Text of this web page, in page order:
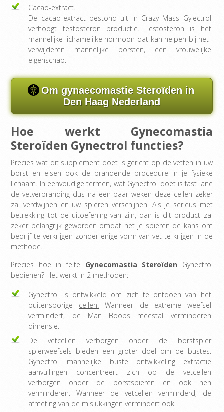
Cacao-extract.
De cacao-extract bestond uit in Crazy Mass Gylectrol
verhoogt testosteron productie. Testosteron is het
mannelijke lichamelijke hormoon dat kan helpen bij het ​​
verwijderen mannelijke borsten, een vrouwelijke
eigenschap.
Om gynaecomastie Steroïden in
Den Haag Nederland
Hoe werkt Gynecomastia
Steroïden Gynectrol functies?
Precies wat dit supplement doet is gericht op de vetten in uw
borst en eisen ook de brandende procedure in je fysieke
lichaam. In eenvoudige termen, wat Gynectrol doet is fast lane
de vetverbranding dus na een paar weken deze cellen zeker
zal verdwijnen en uw spieren verschijnen. Als je serieus met
betrekking tot de uitoefening van zijn, dan is dit product zal
zeker belangrijk geworden omdat het je spieren de kans om
bedrijf te verkrijgen zonder enige vorm van vet te krijgen in de
methode.
Precies hoe in feite Gynecomastia Steroïden Gynectrol
bedienen? Het werkt in 2 methoden:
Gynectrol is ontwikkeld om zich te ontdoen van het
buitensporige cellen. Wanneer de extreme weefsel
vermindert, de Man Boobs meestal verminderen
dimensie.
De vetcellen verborgen onder de borstspier
spierweefsels bieden een groter doel om de bustes.
Gynectrol mannelijke buste ontwikkeling extractie
aanvullingen concentreert zich op de vetcellen
verborgen onder de borstspieren en ook hen
verminderen. Wanneer de vetcellen verminderd, de
afmeting van de mislukkingen vermindert ook.